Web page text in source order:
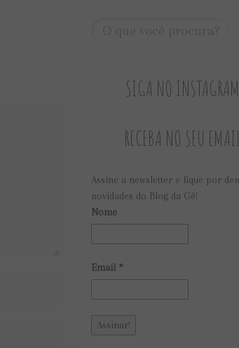
SIGA NO INSTAGRAM
RECEBA NO SEU EMAIL
Assine a newsletter e fique por
novidades do Blog da Gê!
Nome
Email *